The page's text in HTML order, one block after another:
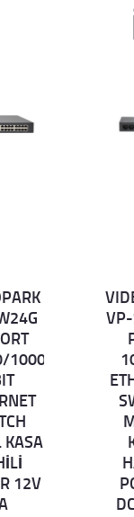
1000
KASA
12V
Det
ails